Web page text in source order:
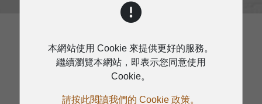
規格
本網站使用 Cookie 來提供更好的服務。
繼續瀏覽本網站，即表示您同意使用
Cookie。
請按此閱讀我們的 Cookie 政策。